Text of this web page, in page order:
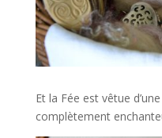
Et la Fée est vêtue
complètement